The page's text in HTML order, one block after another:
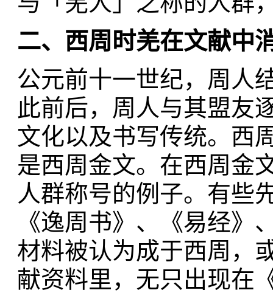
二、西周时羌在文献中
公元前十一世纪，周人
此前后，周人与其盟友
文化以及书写传统。西
是西周金文。在西周金
人群称号的例子。有些
《逸周书》、《易经》
材料被认为成于西周，
献资料里，无只出现在